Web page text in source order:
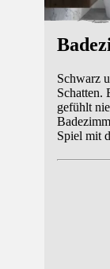
Schwarz
Schatten.
gefühlt
Spiel mit